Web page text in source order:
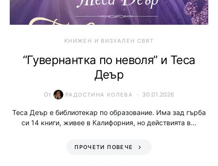
КНИЖЕН И ВИЗУАЛЕН СВЯТ
“Гувернантка по неволя” и Теса
Деър
От РАДОСТИНА КОЛЕВА 30.01.2026
Теса Деър е библиотекар по образование. Има зад гърба
си 14 книги, живее в Калифорния, но действията в…
ПРОЧЕТИ ПОВЕЧЕ